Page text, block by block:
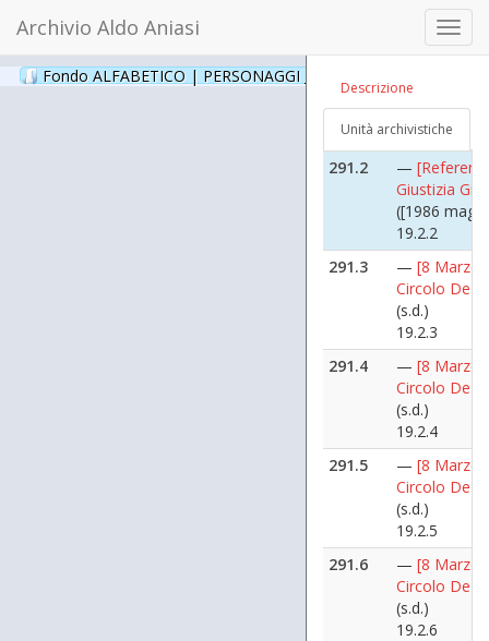
Archivio Aldo Aniasi
Fondo ALFABETICO | PERSONAGGI _ Archivio Fotografico
Descrizione
Unità archivistiche
([1986
Giustizia
([1986
19.2.1
291.2
—
Giustizia
([1986
19.2.2
291.3
— [8 Marzo
Circolo De
(s.d.)
19.2.3
291.4
— [8 Marzo
Circolo De
(s.d.)
19.2.4
291.5
— [8 Marzo
Circolo De
(s.d.)
19.2.5
291.6
— [8 Marzo
Circolo De
(s.d.)
19.2.6